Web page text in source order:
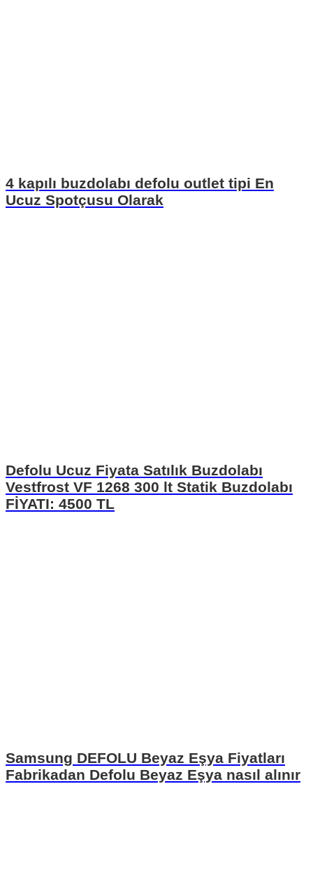
4 kapılı buzdolabı defolu outlet tipi En
Ucuz Spotçusu Olarak
Defolu Ucuz Fiyata Satılık Buzdolabı
Vestfrost VF 1268 300 lt Statik Buzdolabı
FİYATI: 4500 TL
Samsung DEFOLU Beyaz Eşya Fiyatları
Fabrikadan Defolu Beyaz Eşya nasıl alınır